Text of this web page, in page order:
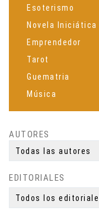
Esoterismo
Novela Iniciática
Emprendedor
Tarot
Guematria
Música
Espiritualidad
Meditación
Yoga
Simbología
Mitología
AUTORES
Todas las autores
EDITORIALES
Todos los